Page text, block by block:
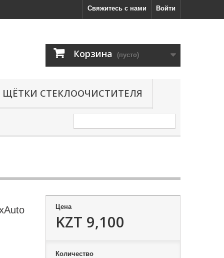
Войти
Свяжитесь с нами
Корзина (пусто)
ЩЁТКИ СТЕКЛООЧИСТИТЕЛЯ
Цена
KZT 9,100
Количество